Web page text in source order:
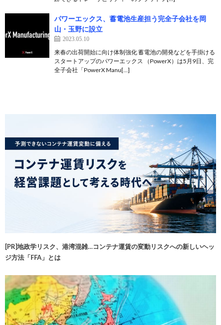
パワーエックス、蓄電池生産担う完全⼦会社を岡
山・玉野に設立
2023.05.10
来春の出荷開始に向け体制強化 蓄電池の開発などを手掛ける
スタートアップのパワーエックス （PowerX）は5月9日、完
全子会社「PowerX Manu[…]
[PR]地政学リスク、港湾混雑…コンテナ運賃の変動リスクへの新しいヘッ
ジ方法「FFA」とは